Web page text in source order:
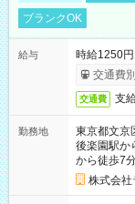
ブランクOK
給与
時給1250円
交通費
交通費 支
勤務地
東京都文京
後楽園駅か
から徒歩7
株式会社